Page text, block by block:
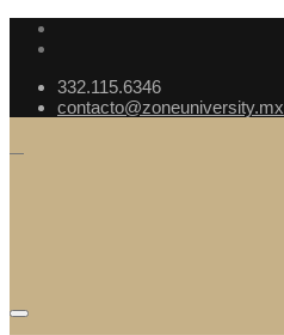
332.115.6346
contacto@zoneuniversity.mx